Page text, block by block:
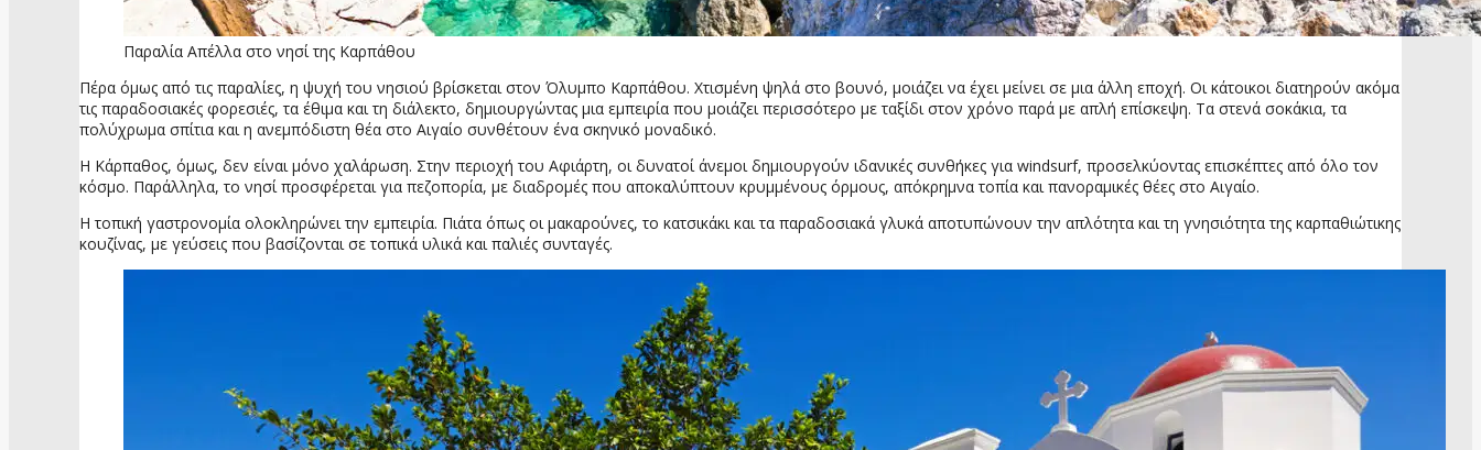
Παραλία Απέλλα στο νησί της Καρπάθου
Πέρα όμως από τις παραλίες, η ψυχή του νησιού βρίσκεται στον Όλυμπο Καρπάθου. Χτισμένη ψηλά στο βουνό, μοιάζει να έχει μείνει σε μια άλλη εποχή. Οι κάτοικοι διατηρούν ακόμα
τις παραδοσιακές φορεσιές, τα έθιμα και τη διάλεκτο, δημιουργώντας μια εμπειρία που μοιάζει περισσότερο με ταξίδι στον χρόνο παρά με απλή επίσκεψη. Τα στενά σοκάκια, τα
πολύχρωμα σπίτια και η ανεμπόδιστη θέα στο Αιγαίο συνθέτουν ένα σκηνικό μοναδικό.
Η Κάρπαθος, όμως, δεν είναι μόνο χαλάρωση. Στην περιοχή του Αφιάρτη, οι δυνατοί άνεμοι δημιουργούν ιδανικές συνθήκες για windsurf, προσελκύοντας επισκέπτες από όλο τον
κόσμο. Παράλληλα, το νησί προσφέρεται για πεζοπορία, με διαδρομές που αποκαλύπτουν κρυμμένους όρμους, απόκρημνα τοπία και πανοραμικές θέες στο Αιγαίο.
Η τοπική γαστρονομία ολοκληρώνει την εμπειρία. Πιάτα όπως οι μακαρούνες, το κατσικάκι και τα παραδοσιακά γλυκά αποτυπώνουν την απλότητα και τη γνησιότητα της καρπαθιώτικης
κουζίνας, με γεύσεις που βασίζονται σε τοπικά υλικά και παλιές συνταγές.